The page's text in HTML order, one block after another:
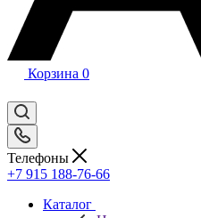
Корзина 0
Телефоны
+7 915 188-76-66
Каталог